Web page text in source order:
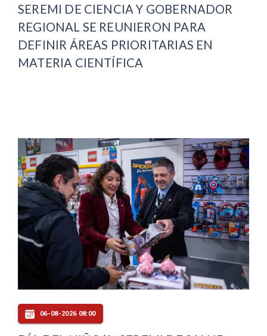
SEREMI DE CIENCIA Y GOBERNADOR
REGIONAL SE REUNIERON PARA
DEFINIR ÁREAS PRIORITARIAS EN
MATERIA CIENTÍFICA
06-08-2026 08:00